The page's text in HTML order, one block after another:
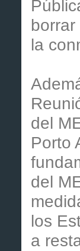
la
del
Porto
del
los
a